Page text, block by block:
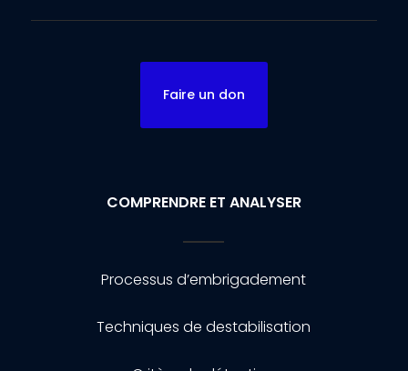
Faire un don
COMPRENDRE ET ANALYSER
Processus d’embrigadement
Techniques de destabilisation